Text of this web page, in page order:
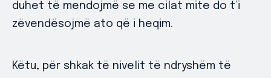
duhet të mendojmë se me cilat mite do t’i
zëvendësojmë ato që i heqim.
Këtu, për shkak të nivelit të ndryshëm të